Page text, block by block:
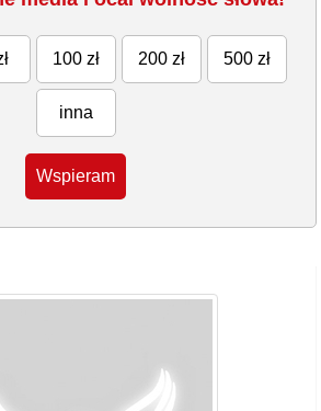
100 zł 200 zł 500 zł
inna
Wspieram